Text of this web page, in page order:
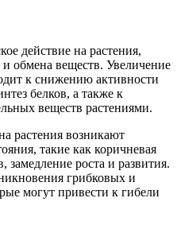
действие на растения,
обмена веществ. Увеличение
к снижению активности
белков, а также к
веществ растениями.
растения возникают
такие как коричневая
замедление роста и развития.
грибковых и
могут привести к гибели